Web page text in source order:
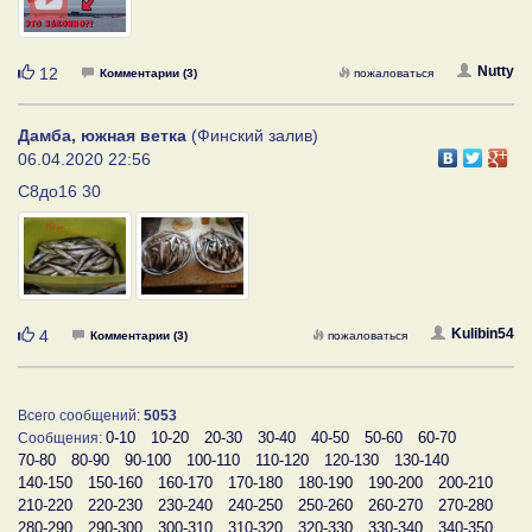
Нравится
12 Комментарии (3) Nutty
пожаловаться
Дамба, южная ветка (Финский залив)
06.04.2020 22:56
С8до16 30
Нравится
4 Комментарии (3) Kulibin54
пожаловаться
Всего сообщений: 5053
Сообщения: 0-10 10-20 20-30 30-40 40-50 50-60
60-70
70-80
80-90 90-100 100-110 110-120 120-130
130-140
140-150
150-160 160-170 170-180 180-190 190-200
200-210
210-220
220-230 230-240 240-250 250-260 260-270
270-280
280-290
290-300 300-310 310-320 320-330 330-340 340-350